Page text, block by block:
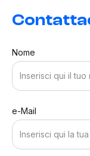
Nome
e-Mail